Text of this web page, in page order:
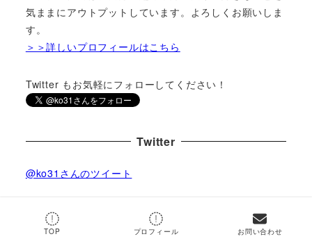
気ままにアウトプットしています。よろしくお願いしま
す。
＞＞詳しいプロフィールはこちら
Twitter もお気軽にフォローしてください！
Twitter
@ko31さんのツイート
by @ko31
TOP プロフィール お問い合わせ